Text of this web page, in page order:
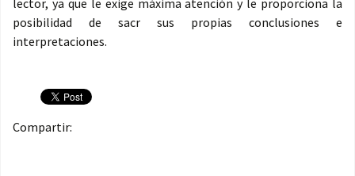
posibilidad de sacr sus propias conclusiones e
interpretaciones.
Compartir: